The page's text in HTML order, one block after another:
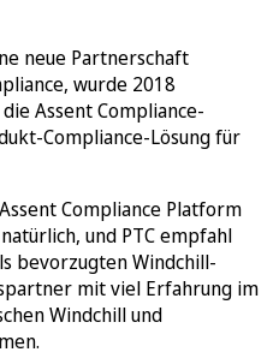
neue Partnerschaft
wurde 2018
Assent Compliance-
Compliance-Lösung für
Compliance Platform
und PTC empfahl
bevorzugten Windchill-
mit viel Erfahrung im
Windchill und